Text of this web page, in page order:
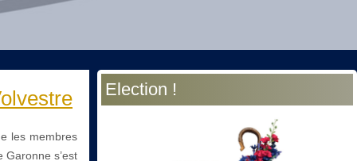
les membres
Garonne s’est
Election !
Année
précédente
Mois
précédent
Année
suivante
Mois
suivant